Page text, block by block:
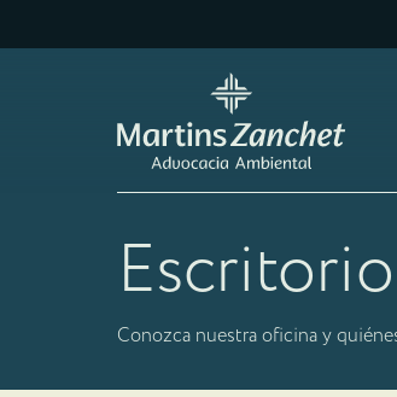
Escritorio
Conozca nuestra oficina y